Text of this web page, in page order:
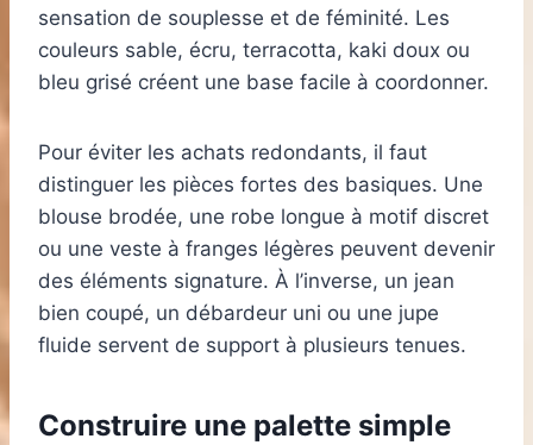
sensation de souplesse et de féminité. Les
couleurs sable, écru, terracotta, kaki doux ou
bleu grisé créent une base facile à coordonner.
Pour éviter les achats redondants, il faut
distinguer les pièces fortes des basiques. Une
blouse brodée, une robe longue à motif discret
ou une veste à franges légères peuvent devenir
des éléments signature. À l’inverse, un jean
bien coupé, un débardeur uni ou une jupe
fluide servent de support à plusieurs tenues.
Construire une palette simple